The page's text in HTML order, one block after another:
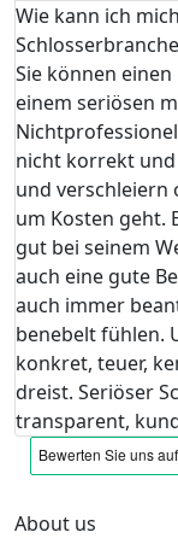
Wie kann ich
Sie können
einem seriösen
nicht korrekt
und verschleiern
um Kosten geht.
gut bei seinem
auch eine gute
auch immer
benebelt fühlen.
konkret, teuer,
dreist. Seriöser
transparent,
About us